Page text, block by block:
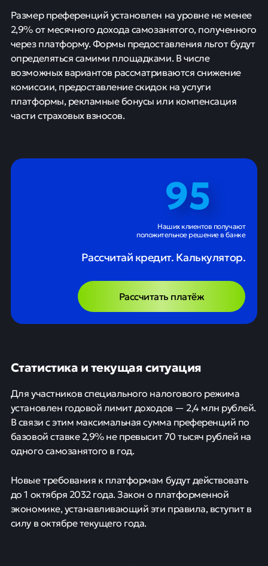
Размер преференций установлен на уровне не менее
2,9% от месячного дохода самозанятого, полученного
через платформу. Формы предоставления льгот будут
определяться самими площадками. В числе
возможных вариантов рассматриваются снижение
комиссии, предоставление скидок на услуги
платформы, рекламные бонусы или компенсация
части страховых взносов.
95
Наших клиентов получают
положительное решение в банке
Рассчитай кредит. Калькулятор.
Рассчитать платёж
Статистика и текущая ситуация
Для участников специального налогового режима
установлен годовой лимит доходов — 2,4 млн рублей.
В связи с этим максимальная сумма преференций по
базовой ставке 2,9% не превысит 70 тысяч рублей на
одного самозанятого в год.
Новые требования к платформам будут действовать
до 1 октября 2032 года. Закон о платформенной
экономике, устанавливающий эти правила, вступит в
силу в октябре текущего года.